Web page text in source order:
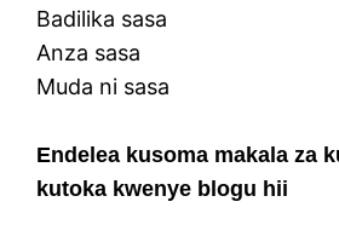
Badilika sasa
Anza sasa
Muda ni sasa
Endelea kusoma makala za
kutoka kwenye blogu hii